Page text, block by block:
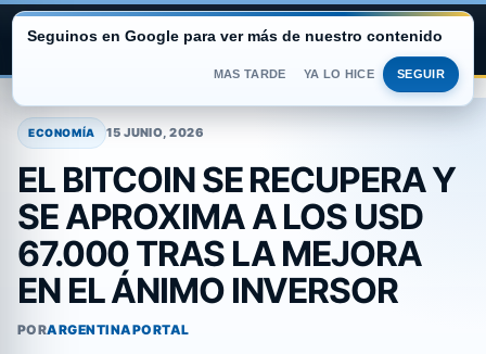
contenido
ARGENTINA PORTAL
ECONOMÍA 15 JUNIO, 2026
EL BITCOIN SE RECUPERA Y
SE APROXIMA A LOS USD
67.000 TRAS LA MEJORA
EN EL ÁNIMO INVERSOR
PORARGENTINAPORTAL
Seguinos en Google para ver más de nuestro contenido
MAS TARDE YA LO HICE SEGUIR